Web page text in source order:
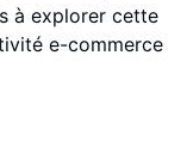
à explorer cette
e-commerce